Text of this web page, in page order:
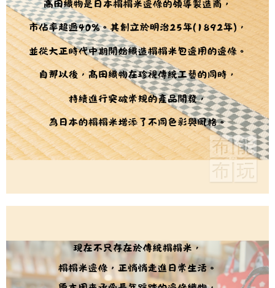
３．未成年的使用者請事先徵得法定代理人或監護人之同意方可使用
「AFTEE先享後付」，若未經同意申辦者引起之損失，本公司不負相關責
任。
４．使用「AFTEE先享後付」時，將依據個別帳號之用戶狀況，依本公司即
時審查核予不同之上限額度；若仍有額度不足之情形，本公司將視審查結果
請求用戶進行身份認證。
５．嚴禁一人註冊多個帳號或使用他人資訊註冊。若發現惡意使用之情形，
恩沛科技股份有限公司將有權停止該用戶之使用額度並採取法律行動。